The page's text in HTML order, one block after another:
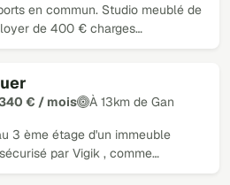
en commun. Studio meublé de
loyer de 400 € charges…
€ / mois À 13km de Gan
3 ème étage d'un immeuble
par Vigik , comme…